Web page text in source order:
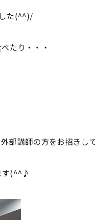
た(^^)/
たり・・・
部講師の方をお招きし
す(^^♪